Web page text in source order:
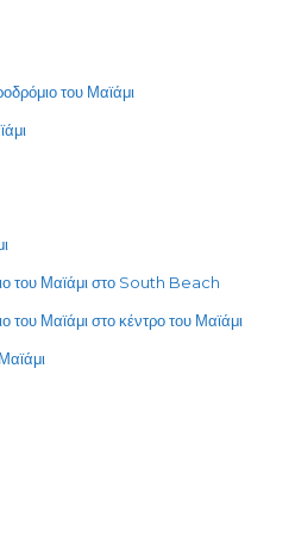
του Μαϊάμι
του Μαϊάμι στο South Beach
Μαϊάμι στο κέντρο του Μαϊάμι